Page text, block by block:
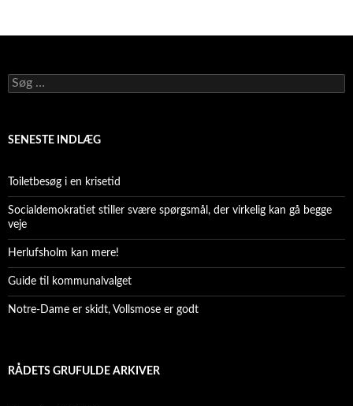
Søg
efter:
SENESTE INDLÆG
Toiletbesøg i en krisetid
Socialdemokratiet stiller svære spørgsmål, der virkelig kan gå begge
veje
Herlufsholm kan mere!
Guide til kommunalvalget
Notre-Dame er skidt, Vollsmose er godt
RÅDETS GRUFULDE ARKIVER